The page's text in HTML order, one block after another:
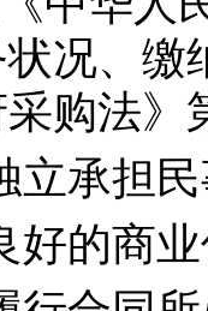
况、缴
购法
立承担
好的商